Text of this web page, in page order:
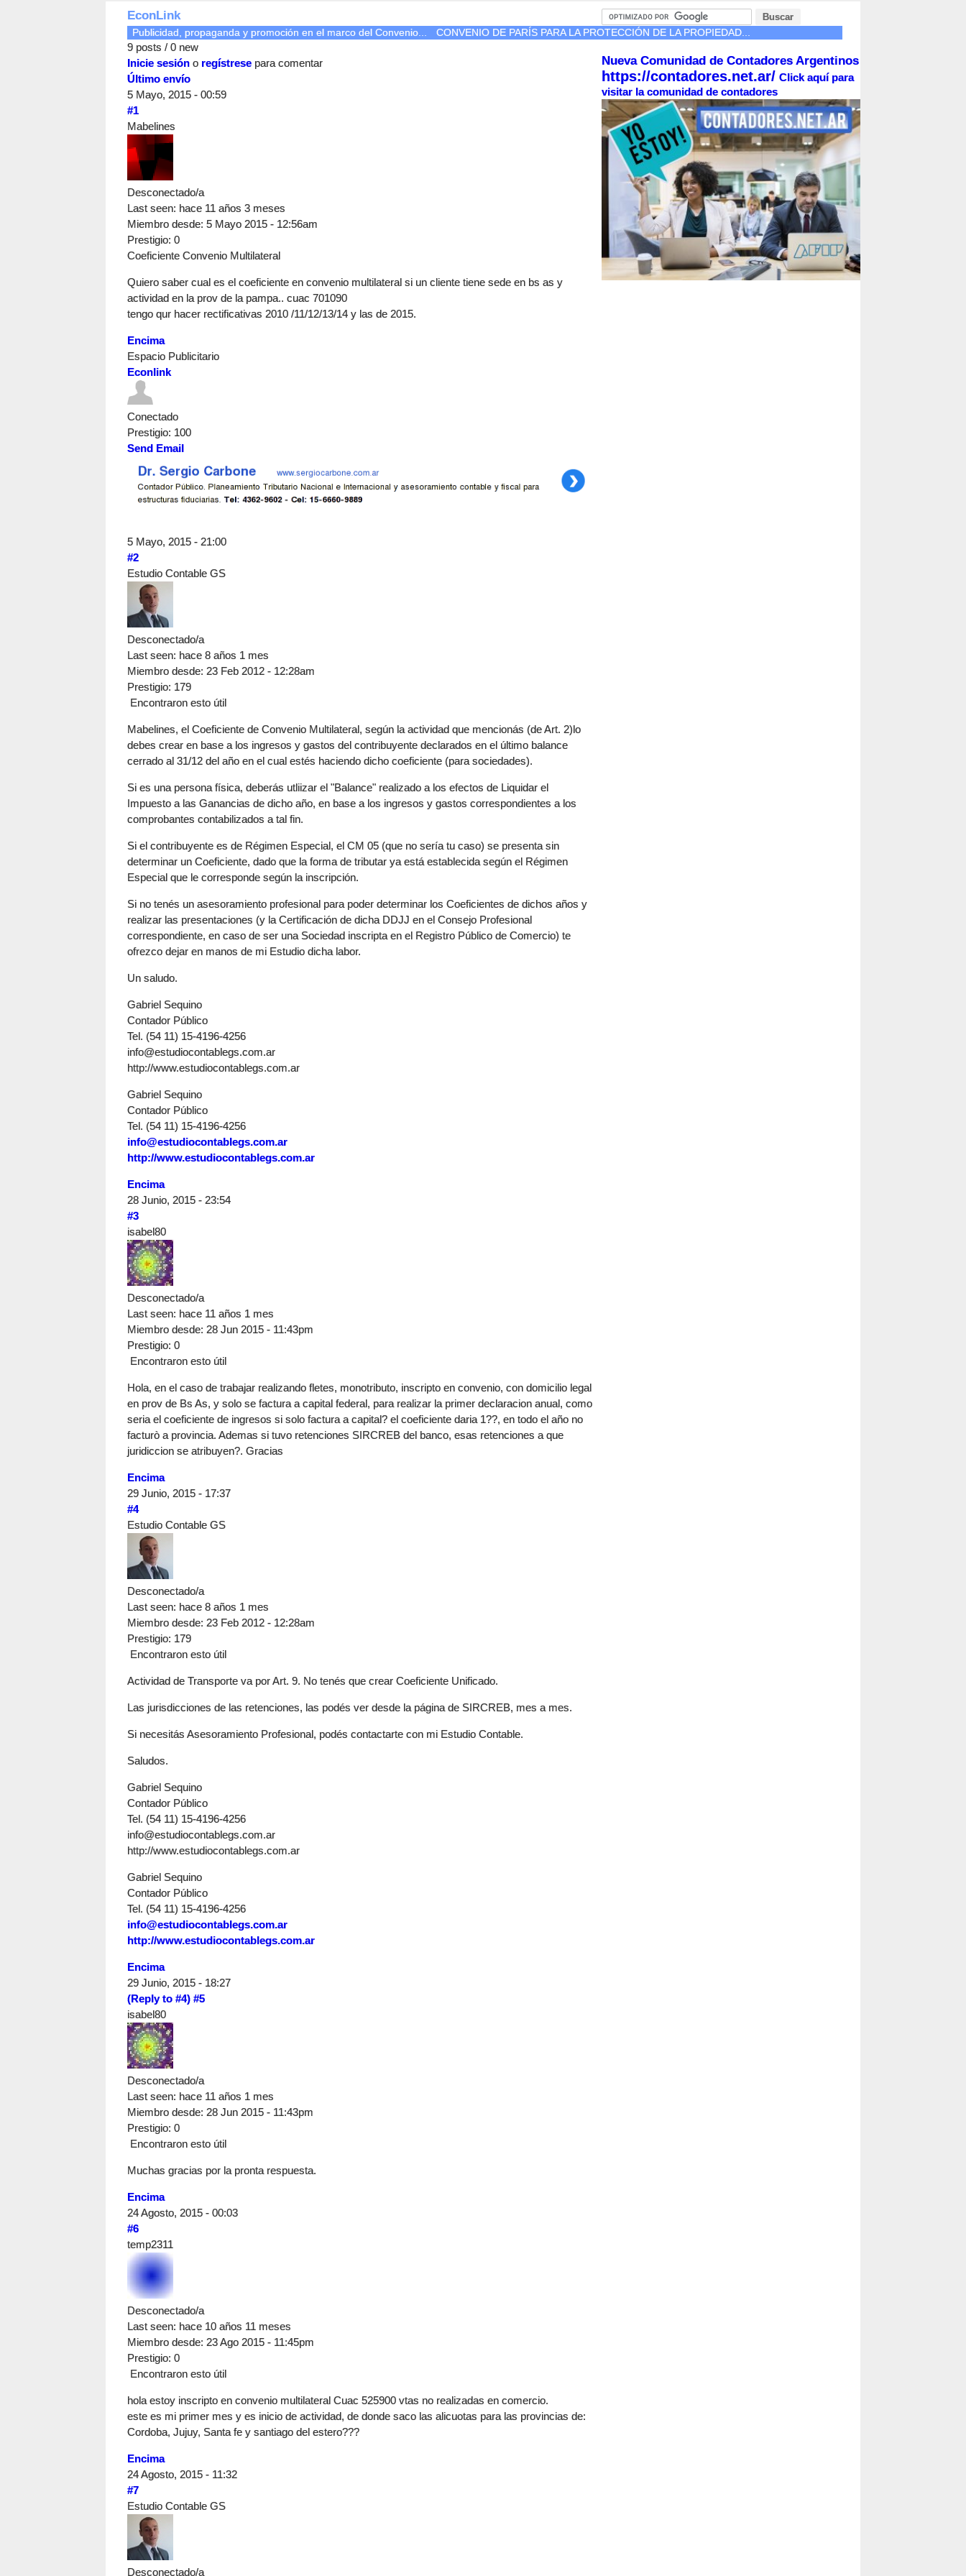
EconLink
Publicidad, propaganda y promoción en el marco del Convenio... CONVENIO DE PARÍS PARA LA PROTECCIÓN DE LA PROPIEDAD...
9 posts / 0 new
Inicie sesión o regístrese para comentar
Último envío
5 Mayo, 2015 - 00:59
#1
Mabelines
Desconectado/a
Last seen: hace 11 años 3 meses
Miembro desde: 5 Mayo 2015 - 12:56am
Prestigio: 0
Coeficiente Convenio Multilateral
Quiero saber cual es el coeficiente en convenio multilateral si un cliente tiene sede en bs as y
actividad en la prov de la pampa.. cuac 701090
tengo qur hacer rectificativas 2010 /11/12/13/14 y las de 2015.
Encima
Espacio Publicitario
Econlink
Conectado
Prestigio: 100
Send Email
5 Mayo, 2015 - 21:00
#2
Estudio Contable GS
Desconectado/a
Last seen: hace 8 años 1 mes
Miembro desde: 23 Feb 2012 - 12:28am
Prestigio: 179
Encontraron esto útil
Mabelines, el Coeficiente de Convenio Multilateral, según la actividad que mencionás (de Art. 2)lo
debes crear en base a los ingresos y gastos del contribuyente declarados en el último balance
cerrado al 31/12 del año en el cual estés haciendo dicho coeficiente (para sociedades).
Si es una persona física, deberás utliizar el "Balance" realizado a los efectos de Liquidar el
Impuesto a las Ganancias de dicho año, en base a los ingresos y gastos correspondientes a los
comprobantes contabilizados a tal fin.
Si el contribuyente es de Régimen Especial, el CM 05 (que no sería tu caso) se presenta sin
determinar un Coeficiente, dado que la forma de tributar ya está establecida según el Régimen
Especial que le corresponde según la inscripción.
Si no tenés un asesoramiento profesional para poder determinar los Coeficientes de dichos años y
realizar las presentaciones (y la Certificación de dicha DDJJ en el Consejo Profesional
correspondiente, en caso de ser una Sociedad inscripta en el Registro Público de Comercio) te
ofrezco dejar en manos de mi Estudio dicha labor.
Un saludo.
Gabriel Sequino
Contador Público
Tel. (54 11) 15-4196-4256
info@estudiocontablegs.com.ar
http://www.estudiocontablegs.com.ar
Gabriel Sequino
Contador Público
Tel. (54 11) 15-4196-4256
info@estudiocontablegs.com.ar
http://www.estudiocontablegs.com.ar
Encima
28 Junio, 2015 - 23:54
#3
isabel80
Desconectado/a
Last seen: hace 11 años 1 mes
Miembro desde: 28 Jun 2015 - 11:43pm
Prestigio: 0
Encontraron esto útil
Hola, en el caso de trabajar realizando fletes, monotributo, inscripto en convenio, con domicilio legal
en prov de Bs As, y solo se factura a capital federal, para realizar la primer declaracion anual, como
seria el coeficiente de ingresos si solo factura a capital? el coeficiente daria 1??, en todo el año no
facturò a provincia. Ademas si tuvo retenciones SIRCREB del banco, esas retenciones a que
juridiccion se atribuyen?. Gracias
Encima
29 Junio, 2015 - 17:37
#4
Estudio Contable GS
Desconectado/a
Last seen: hace 8 años 1 mes
Miembro desde: 23 Feb 2012 - 12:28am
Prestigio: 179
Encontraron esto útil
Actividad de Transporte va por Art. 9. No tenés que crear Coeficiente Unificado.
Las jurisdicciones de las retenciones, las podés ver desde la página de SIRCREB, mes a mes.
Si necesitás Asesoramiento Profesional, podés contactarte con mi Estudio Contable.
Saludos.
Gabriel Sequino
Contador Público
Tel. (54 11) 15-4196-4256
info@estudiocontablegs.com.ar
http://www.estudiocontablegs.com.ar
Gabriel Sequino
Contador Público
Tel. (54 11) 15-4196-4256
info@estudiocontablegs.com.ar
http://www.estudiocontablegs.com.ar
Encima
29 Junio, 2015 - 18:27
(Reply to #4) #5
isabel80
Desconectado/a
Last seen: hace 11 años 1 mes
Miembro desde: 28 Jun 2015 - 11:43pm
Prestigio: 0
Encontraron esto útil
Muchas gracias por la pronta respuesta.
Encima
24 Agosto, 2015 - 00:03
#6
temp2311
Desconectado/a
Last seen: hace 10 años 11 meses
Miembro desde: 23 Ago 2015 - 11:45pm
Prestigio: 0
Encontraron esto útil
hola estoy inscripto en convenio multilateral Cuac 525900 vtas no realizadas en comercio.
este es mi primer mes y es inicio de actividad, de donde saco las alicuotas para las provincias de:
Cordoba, Jujuy, Santa fe y santiago del estero???
Encima
24 Agosto, 2015 - 11:32
#7
Estudio Contable GS
Desconectado/a
Nueva Comunidad de Contadores Argentinos
https://contadores.net.ar/ Click aquí para
visitar la comunidad de contadores